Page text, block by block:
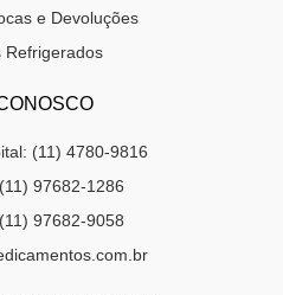
e Devoluções
Refrigerados
(11) 4780-9816
97682-1286
97682-9058